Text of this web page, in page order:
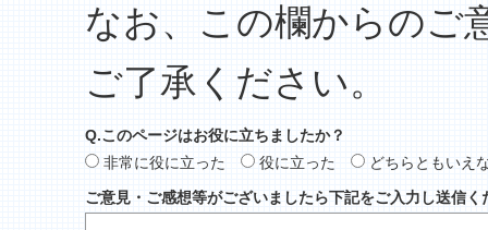
なお、この欄からのご
ご了承ください。
Q.このページはお役に立ちましたか？
非常に役に立った
役に立った
どちらともいえ
ご意見・ご感想等がございましたら下記をご入力し送信く